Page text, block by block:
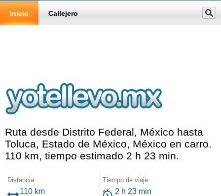
Inicio Callejero
Ruta desde Distrito Federal, México hasta
Toluca, Estado de México, México en carro.
110 km, tiempo estimado 2 h 23 min.
Distancia:
110 km
Tiempo de viaje:
2 h 23 min